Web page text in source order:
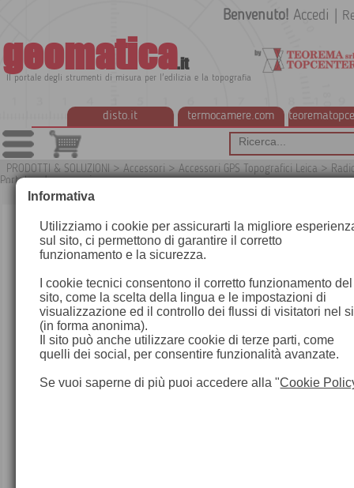
geomatica.it
Il portale degli strumenti di misura per l'edilizia e la topografia
disto.it termocamere.com
Benvenuto! Accedi
PRODOTTI & SOLUZIONI > Accessori > Accessori GPS Topografici Leica >
Portata ed accessori
Informativa
Utilizziamo i cookie per assicurarti la migliore
sul sito, ci permettono di garantire il corretto
funzionamento e la sicurezza.
I cookie tecnici consentono il corretto funzionamento del
sito, come la scelta della lingua e le impostazioni di
visualizzazione ed il controllo dei flussi di visitatori nel
(in forma anonima).
Il sito può anche utilizzare cookie di terze parti, come
quelli dei social, per consentire funzionalità avanzate.
Se vuoi saperne di più puoi accedere alla "Cookie